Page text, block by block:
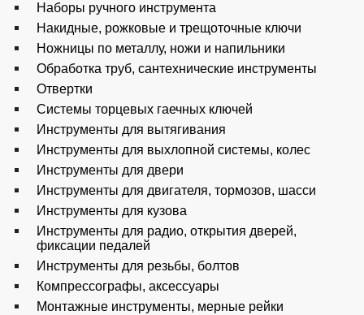
Наборы ручного инструмента
Накидные, рожковые и трещоточные ключи
Ножницы по металлу, ножи и напильники
Обработка труб, сантехнические инструменты
Отвертки
Системы торцевых гаечных ключей
Инструменты для вытягивания
Инструменты для выхлопной системы, колес
Инструменты для двери
Инструменты для двигателя, тормозов, шасси
Инструменты для кузова
Инструменты для радио, открытия дверей,
фиксации педалей
Инструменты для резьбы, болтов
Компрессографы, аксессуары
Монтажные инструменты, мерные рейки